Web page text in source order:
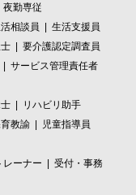
夜勤専従
相談員
生活支援員
要介護認定調査員
サービス管理責任者
リハビリ助手
教諭
児童指導員
レーナー
受付・事務